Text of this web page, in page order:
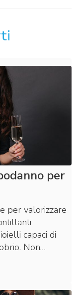
per
per valorizzare
capaci di
Non…